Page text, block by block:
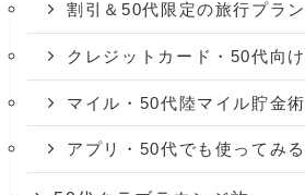
割引＆50代限定の旅行プラン
クレジットカード・50代向け
マイル・50代陸マイル貯金術
アプリ・50代でも使ってみる